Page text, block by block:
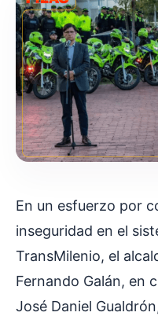
En un esfuerzo por
inseguridad en el
TransMilenio, el
Fernando Galán, en
José Daniel